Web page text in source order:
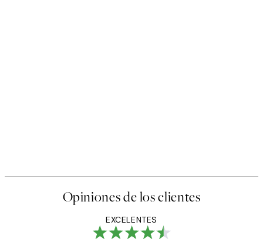
Opiniones de los clientes
EXCELENTES